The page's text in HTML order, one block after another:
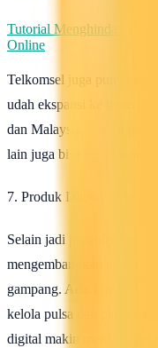
Tutorial Menghindari
Online
Telkomsel juga punya
udah ekspansi ke
dan Malaysia. Jadi, nggak
lain juga bisa merasakan
7. Produk Digital
Selain jadi provider
mengembangkan produk
gampang. Ada Tcash
kelola pulsa dan paket
digital makin